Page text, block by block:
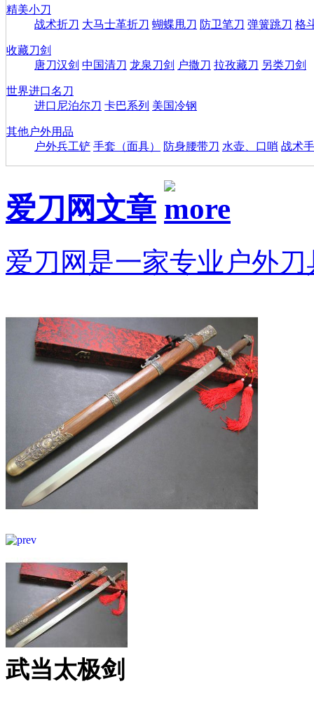
精美小刀
战术折刀 大马士革折刀 蝴蝶甩刀 防卫笔刀 弹簧跳刀 格
收藏刀剑
唐刀汉剑 中国清刀 龙泉刀剑 户撒刀 拉孜藏刀 另类刀剑
世界进口名刀
进口尼泊尔刀 卡巴系列 美国冷钢
其他户外用品
户外兵工铲 手套（面具） 防身腰带刀 水壶、口哨 战术
爱刀网文章
爱刀网是一家专业户外
武当太极剑